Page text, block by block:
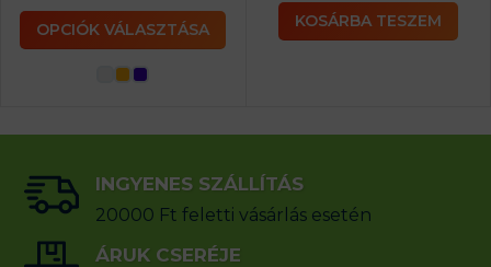
OPCIÓK VÁLASZTÁSA KOSÁRBA TESZEM
INGYENES SZÁLLÍTÁS
20000 Ft feletti vásárlás esetén
ÁRUK CSERÉJE